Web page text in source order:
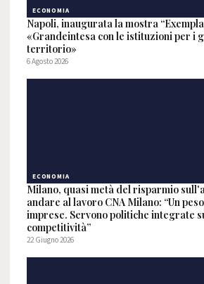
ECONOMIA
Napoli, inaugurata la mostra
«Grandeintesa con le istituzioni per i
territorio»
6 Agosto 2026
ECONOMIA
Milano, quasi metà del risparmio
andare al lavoro CNA Milano: “Un
imprese. Servono politiche integrate
competitività”
22 Giugno 2026